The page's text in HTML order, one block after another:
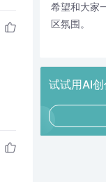
希望和大家
区氛围。
试试用AI